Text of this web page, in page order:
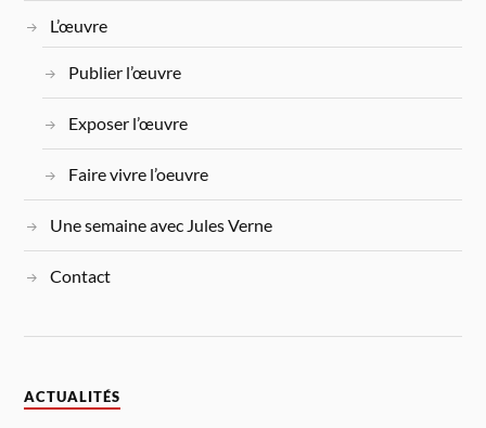
L’œuvre
Publier l’œuvre
Exposer l’œuvre
Faire vivre l’oeuvre
Une semaine avec Jules Verne
Contact
ACTUALITÉS